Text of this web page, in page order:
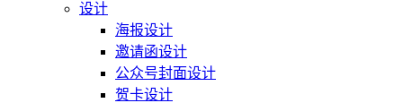
设计
海报设计
邀请函设计
公众号封面设计
贺卡设计